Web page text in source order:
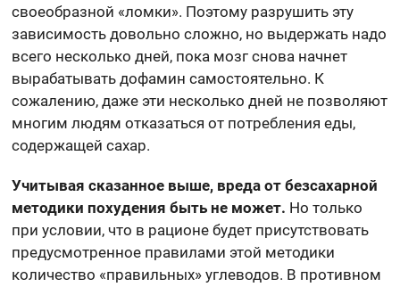
своеобразной «ломки». Поэтому разрушить эту
зависимость довольно сложно, но выдержать надо
всего несколько дней, пока мозг снова начнет
вырабатывать дофамин самостоятельно. К
сожалению, даже эти несколько дней не позволяют
многим людям отказаться от потребления еды,
содержащей сахар.
Учитывая сказанное выше, вреда от безсахарной
методики похудения быть не может. Но только
при условии, что в рационе будет присутствовать
предусмотренное правилами этой методики
количество «правильных» углеводов. В противном